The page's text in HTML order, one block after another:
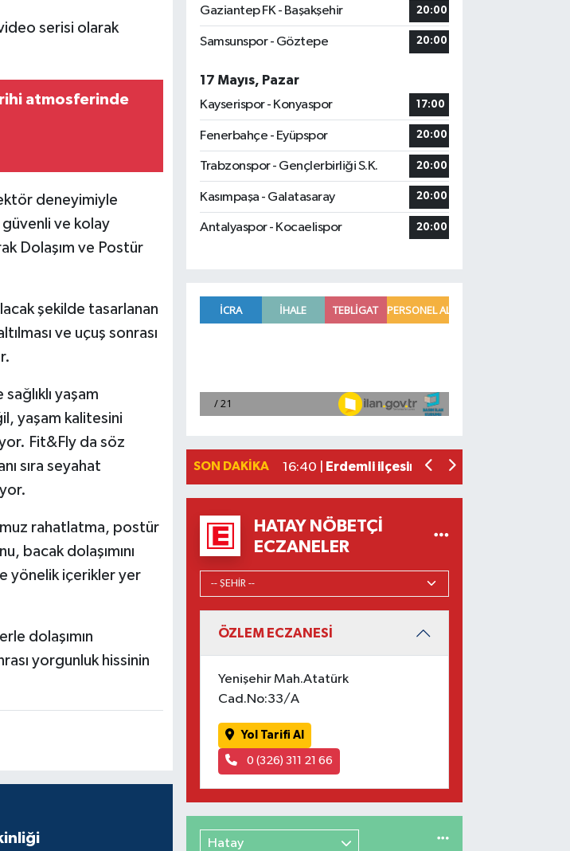
serisi olarak
atmosferinde
deneyimiyle
güvenli ve kolay
Dolaşım ve Postür
şekilde tasarlanan
ve uçuş sonrası
yaşam
yaşam kalitesini
Fit&Fly da söz
sıra seyahat
rahatlatma, postür
bacak dolaşımını
yönelik içerikler yer
dolaşımın
yorgunluk hissinin
Gaziantep FK - Başakşehir 20:00
Samsunspor - Göztepe 20:00
17 Mayıs, Pazar
Kayserispor - Konyaspor
17:00
Fenerbahçe - Eyüpspor 20:00
Trabzonspor - Gençlerbirliği S.K. 20:00
Kasımpaşa - Galatasaray 20:00
Antalyaspor - Kocaelispor 20:00
SON DAKIKA
Osmaniye'de huzur toplantısı
16:40 |
Erdemli ilçesinde park halindeki cipte
HATAY NÖBETÇI
ECZANELER
ÖZLEM ECZANESİ
Yenişehir Mah.Atatürk
Cad.No:33/A
Yol Tarifi Al
0 (326) 311 21 66
Hatay